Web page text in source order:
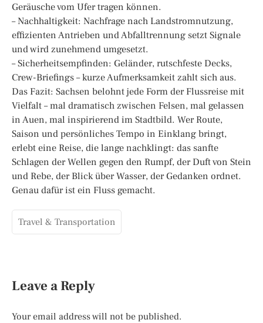
Geräusche vom Ufer tragen können.
– Nachhaltigkeit: Nachfrage nach Landstromnutzung,
effizienten Antrieben und Abfalltrennung setzt Signale
und wird zunehmend umgesetzt.
– Sicherheitsempfinden: Geländer, rutschfeste Decks,
Crew-Briefings – kurze Aufmerksamkeit zahlt sich aus.
Das Fazit: Sachsen belohnt jede Form der Flussreise mit
Vielfalt – mal dramatisch zwischen Felsen, mal gelassen
in Auen, mal inspirierend im Stadtbild. Wer Route,
Saison und persönliches Tempo in Einklang bringt,
erlebt eine Reise, die lange nachklingt: das sanfte
Schlagen der Wellen gegen den Rumpf, der Duft von Stein
und Rebe, der Blick über Wasser, der Gedanken ordnet.
Genau dafür ist ein Fluss gemacht.
Travel & Transportation
Leave a Reply
Your email address will not be published.